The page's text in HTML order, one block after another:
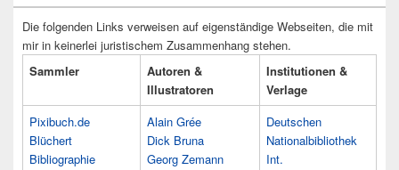
Die folgenden Links verweisen auf eigenständige Webseiten, die mit
mir in keinerlei juristischem Zusammenhang stehen.
Sammler
Autoren &
Illustratoren
Institutionen &
Verlage
Pixibuch.de
Blüchert
Bibliographie
Alain Grée
Dick Bruna
Georg Zemann
Deutschen
Nationalbibliothek
Int.